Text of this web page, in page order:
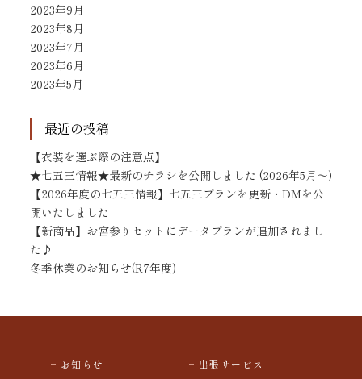
2023年9月
2023年8月
2023年7月
2023年6月
2023年5月
最近の投稿
【衣装を選ぶ際の注意点】
★七五三情報★最新のチラシを公開しました (2026年5月～)
【2026年度の七五三情報】七五三プランを更新・DMを公
開いたしました
【新商品】お宮参りセットにデータプランが追加されまし
た♪
冬季休業のお知らせ(R7年度)
お知らせ 出張サービス